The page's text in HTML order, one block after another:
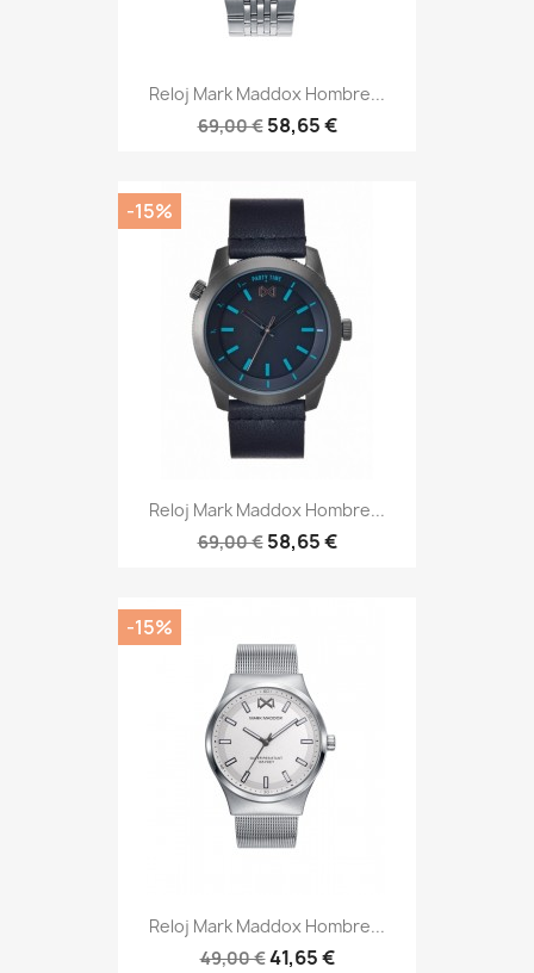
Reloj Mark Maddox Hombre...
69,00 € 58,65 €
Reloj Mark Maddox Hombre...
69,00 € 58,65 €
-15%
Reloj Mark Maddox Hombre...
49,00 €41,65 €
-15%